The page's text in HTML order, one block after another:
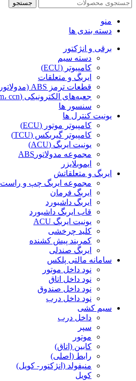
جستجو
منو
دسته بندی ها
برقی و انژکتور
دسته سیم
کامپیوتر (ECU)
ایربگ و متعلقات
قطعات ترمز ABS (مدولاتور، سنسور و …)
جعبه‌های الکترونیکی (fn، fcm، bcm، ccn و …)
سنسور ها
یونیت کنترل ها
کامپیوتر موتور (ECU)
کامپیوتر گیربکس (TCU)
یونیت ایربگ (ACU)
مجموعه مدولاتورABS
ایموبلایزر
ایربگ و متعلقاتش
مجموعه ایربگ چپ و راست
ایربگ فرمان
ایربگ داشبورد
قاب ایربگ داشبورد
یونیت ایربگ ACU
کلید چرخشی
کمربند پیش کشنده
ایربگ صندلی
سامانه مالتی پلکس
نود داخل موتور
نود داخل اتاق
نود داخل صندوق
نود داخل درب
سیم کشی
داخل درب
سپر
موتور
کابین (اتاق)
رابط (اصلی)
منیفولد (انژکتور- کویل)
کویل